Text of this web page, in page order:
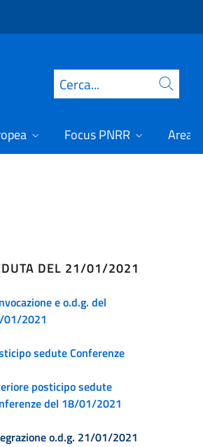
Cerca
Focus PNRR Area
DEL 21/01/2021
e o.d.g. del
01/2021
sedute Conferenze
posticipo sedute
del 18/01/2021
o.d.g. 21/01/2021